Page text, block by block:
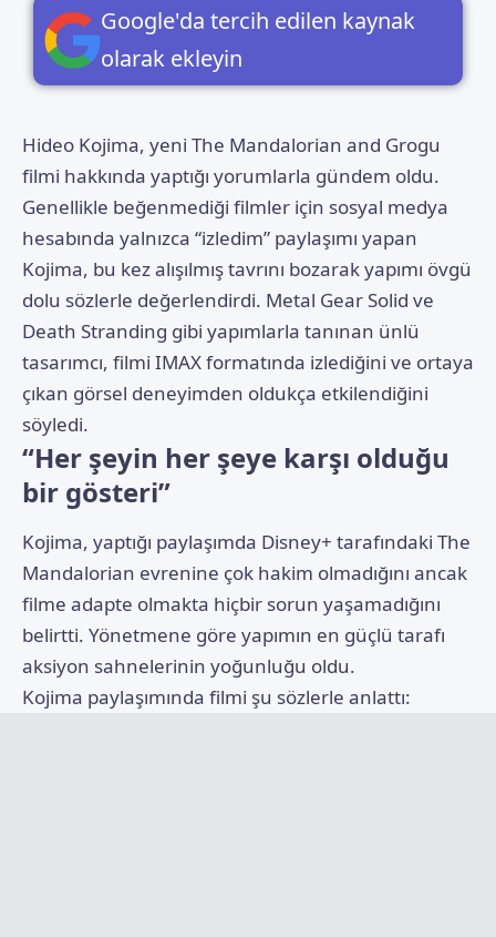
Google'da tercih edilen kaynak
olarak ekleyin
Hideo Kojima, yeni The Mandalorian and Grogu
filmi hakkında yaptığı yorumlarla gündem oldu.
Genellikle beğenmediği filmler için sosyal medya
hesabında yalnızca “izledim” paylaşımı yapan
Kojima, bu kez alışılmış tavrını bozarak yapımı övgü
dolu sözlerle değerlendirdi. Metal Gear Solid ve
Death Stranding gibi yapımlarla tanınan ünlü
tasarımcı, filmi IMAX formatında izlediğini ve ortaya
çıkan görsel deneyimden oldukça etkilendiğini
söyledi.
“Her şeyin her şeye karşı olduğu
bir gösteri”
Kojima, yaptığı paylaşımda Disney+ tarafındaki The
Mandalorian evrenine çok hakim olmadığını ancak
filme adapte olmakta hiçbir sorun yaşamadığını
belirtti. Yönetmene göre yapımın en güçlü tarafı
aksiyon sahnelerinin yoğunluğu oldu.
Kojima paylaşımında filmi şu sözlerle anlattı: